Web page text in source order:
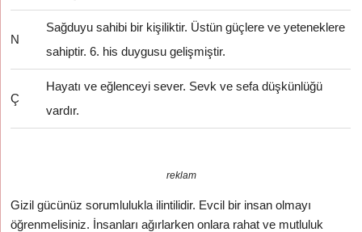
N
Sağduyu sahibi bir kişiliktir. Üstün güçlere ve yeteneklere
sahiptir. 6. his duygusu gelişmiştir.
Ç
Hayatı ve eğlenceyi sever. Sevk ve sefa düşkünlüğü
vardır.
reklam
Gizil gücünüz sorumlulukla ilintilidir. Evcil bir insan olmayı
öğrenmelisiniz. İnsanları ağırlarken onlara rahat ve mutluluk